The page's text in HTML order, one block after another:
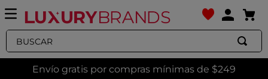
Buscar
Envío gratis por compras mínimas de $249